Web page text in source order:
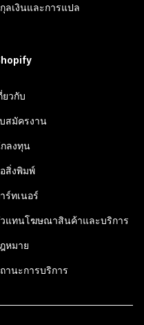
ลเงินและการแปล
ยวกับ
สมัครงาน
ลงทุน
สิ่งพิมพ์
ร์ทเนอร์
แทนโฆษณาสินค้าและบริการ
หมาย
านะการบริการ